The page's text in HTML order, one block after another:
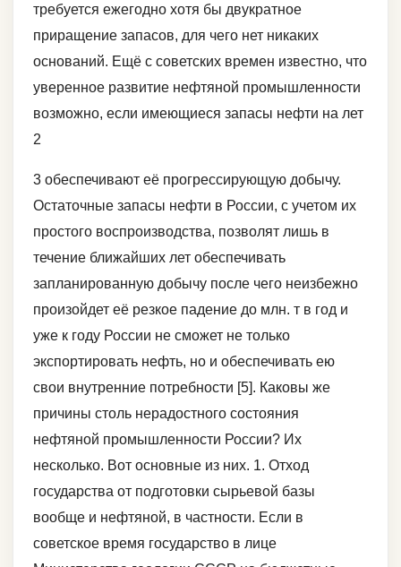
требуется ежегодно хотя бы двукратное
приращение запасов, для чего нет никаких
оснований. Ещё с советских времен известно, что
уверенное развитие нефтяной промышленности
возможно, если имеющиеся запасы нефти на лет
2
3 обеспечивают её прогрессирующую добычу.
Остаточные запасы нефти в России, с учетом их
простого воспроизводства, позволят лишь в
течение ближайших лет обеспечивать
запланированную добычу после чего неизбежно
произойдет её резкое падение до млн. т в год и
уже к году России не сможет не только
экспортировать нефть, но и обеспечивать ею
свои внутренние потребности [5]. Каковы же
причины столь нерадостного состояния
нефтяной промышленности России? Их
несколько. Вот основные из них. 1. Отход
государства от подготовки сырьевой базы
вообще и нефтяной, в частности. Если в
советское время государство в лице